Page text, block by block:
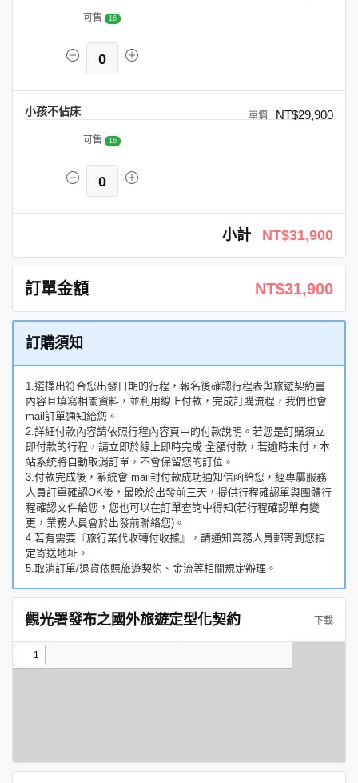
可售 16
0
小孩不佔床 NT$29,900
可售 16
0
小計 NT$31,900
訂單金額 NT$31,900
訂購須知
1.選擇出符合您出發日期的行程，報名後確認行程表與旅遊契約書
內容且填寫相關資料，並利用線上付款，完成訂購流程，我們也會
mail訂單通知給您。
2.詳細付款內容請依照行程內容頁中的付款說明。若您是訂購須立
即付款的行程，請立即於線上即時完成 全額付款，若逾時未付，本
站系統將自動取消訂單，不會保留您的訂位。
3.付款完成後，系統會 mail封付款成功通知信函給您，經專屬服務
人員訂單確認OK後，最晚於出發前三天，提供行程確認單與團體行
程確認文件給您，您也可以在訂單查詢中得知(若行程確認單有變
更，業務人員會於出發前聯絡您)。
4.若有需要『旅行業代收轉付收據』，請通知業務人員郵寄到您指
定寄送地址。
5.取消訂單/退貨依照旅遊契約、金流等相關規定辦理。
觀光署發布之國外旅遊定型化契約 下載